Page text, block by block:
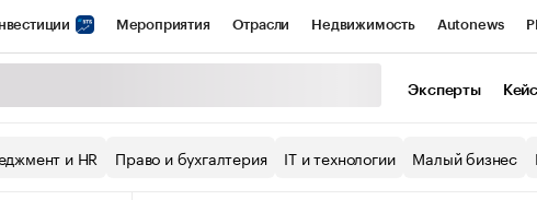
Мероприятия Отрасли Недвижимость Autonews
Конференции СПб Спецпроекты
Эксперты
и HR Право и бухгалтерия IT и технологии Малый бизнес